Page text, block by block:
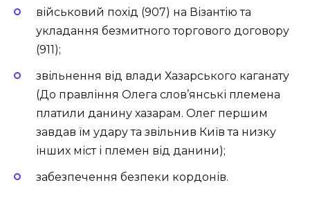
військовий похід (907) на Візантію та
укладання безмитного торгового договору
(911);
звільнення від влади Хазарського каганату
(До правління Олега слов’янські племена
платили данину хазарам. Олег першим
завдав їм удару та звільнив Київ та низку
інших міст і племен від данини);
забезпечення безпеки кордонів.